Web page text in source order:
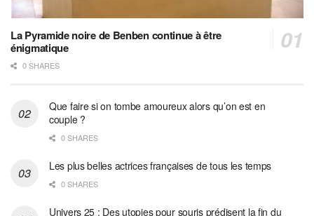
La Pyramide noire de Benben continue à être
énigmatique
0 SHARES
Que faire si on tombe amoureux alors qu’on est en
couple ?
0 SHARES
Les plus belles actrices françaises de tous les temps
0 SHARES
Univers 25 : Des utopies pour souris prédisent la fin du